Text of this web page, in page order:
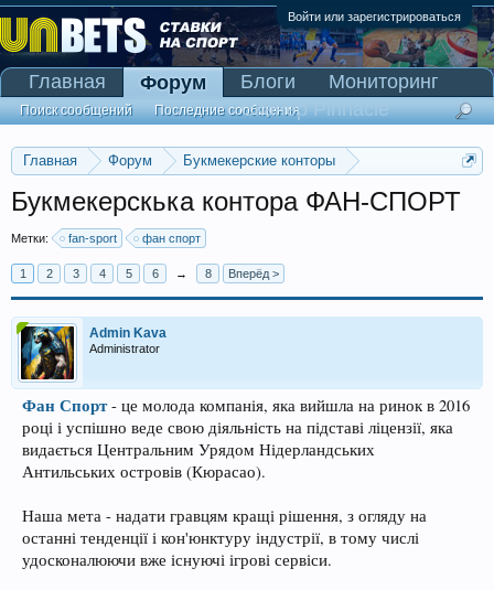
Войти или зарегистрироваться
Главная Форум
Букмекерские конторы
Букмекерскька контора ФАН-СПОРТ
Метки: fan-sport фан спорт
1 2 3 4 5 6 → 8 Вперёд >
Admin Kava
Administrator
Фан Спорт- це молода компанія, яка вийшла на ринок в 2016
році і успішно веде свою діяльність на підставі ліцензії, яка
видається Центральним Урядом Нідерландських
Антильських островів (Кюрасао).
Наша мета - надати гравцям кращі рішення, з огляду на
останні тенденції і кон'юнктуру індустрії, в тому числі
удосконалюючи вже існуючі ігрові сервіси.
Главная Форум
Поиск сообщений Последние сообщения
Блоги
Мониторинг
Сканер Pinnacle